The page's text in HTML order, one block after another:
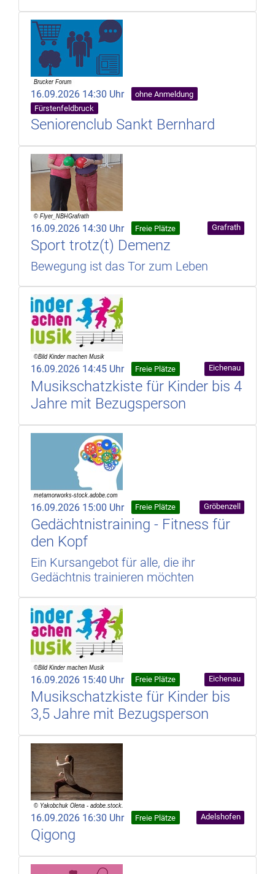
16.09.2026 14:30 Uhr
ohne Anmeldung
Fürstenfeldbruck
Seniorenclub Sankt Bernhard
16.09.2026 14:30 Uhr Freie Plätze Grafrath
Sport trotz(t) Demenz
Bewegung ist das Tor zum Leben
16.09.2026 14:45 Uhr Freie Plätze Eichenau
Musikschatzkiste für Kinder bis 4
Jahre mit Bezugsperson
16.09.2026 15:00 Uhr Freie Plätze Gröbenzell
Gedächtnistraining - Fitness für
den Kopf
Ein Kursangebot für alle, die ihr
Gedächtnis trainieren möchten
16.09.2026 15:40 Uhr Freie Plätze Eichenau
Musikschatzkiste für Kinder bis
3,5 Jahre mit Bezugsperson
16.09.2026 16:30 Uhr Freie Plätze Adelshofen
Qigong